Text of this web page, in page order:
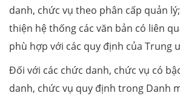
danh, chức vụ theo phân cấp quản
thiện hệ thống các văn bản có liên
phù hợp với các quy định của Trung
Đối với các chức danh, chức vụ có
danh, chức vụ quy định trong Danh